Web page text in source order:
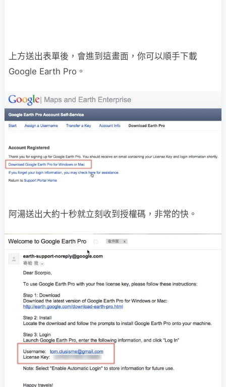
上方送出表單後，會進到這畫面，你可以順手下載
Google Earth Pro。
阿湯送出大約十秒就立刻收到授權碼，非常的快。